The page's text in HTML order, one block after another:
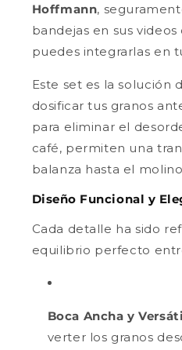
James
Hoffmann
x
James
x
Hoffmann,
bandejas en sus
puedes integrarlas en
Este set es la solución
dosificar tus granos
para eliminar el
café, permiten una
balanza hasta el
Diseño Funcional y
Cada detalle ha sido
equilibrio perfecto
Boca Ancha y
verter los granos